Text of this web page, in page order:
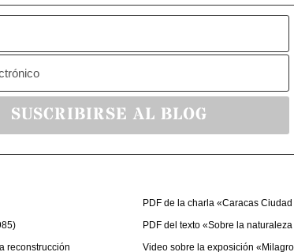
SUSCRIBIRSE AL BLOG
reconstrucción
PDF de la charla «Caracas
PDF del texto «Sobre la
Video sobre la exposición